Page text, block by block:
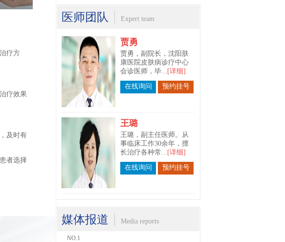
疗方
疗效果
及时有
者选择
医师团队 Expert team
贾勇
贾勇，副院长，沈阳肤
康医院皮肤病诊疗中心
会诊医师，毕... [详细]
在线询问 预约挂号
王璐
王璐，副主任医师。从
事临床工作30余年，擅
长治疗各种常... [详细]
在线询问 预约挂号
苗春宇
皮肤科主任。毕业于长
媒体报道 Media reports
NO.1